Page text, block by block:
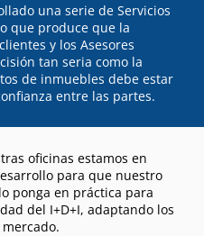
una serie de Servicios
que produce que la
y los Asesores
tan seria como la
de inmuebles debe estar
entre las partes.
oficinas estamos en
para que nuestro
ponga en práctica para
del I+D+I, adaptando los